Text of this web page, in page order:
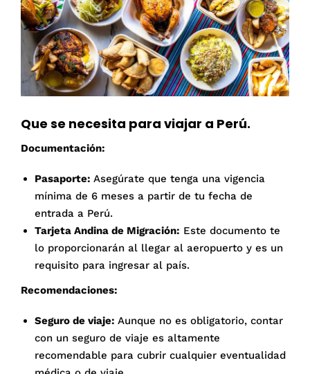
Que se necesita para viajar a Perú.
Documentación:
Pasaporte: Asegúrate que tenga una vigencia
mínima de 6 meses a partir de tu fecha de
entrada a Perú.
Tarjeta Andina de Migración: Este documento te
lo proporcionarán al llegar al aeropuerto y es un
requisito para ingresar al país.
Recomendaciones:
Seguro de viaje: Aunque no es obligatorio, contar
con un seguro de viaje es altamente
recomendable para cubrir cualquier eventualidad